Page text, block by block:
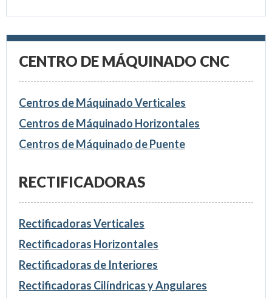
CENTRO DE MÁQUINADO CNC
Centros de Máquinado Verticales
Centros de Máquinado Horizontales
Centros de Máquinado de Puente
RECTIFICADORAS
Rectificadoras Verticales
Rectificadoras Horizontales
Rectificadoras de Interiores
Rectificadoras Cilíndricas y Angulares